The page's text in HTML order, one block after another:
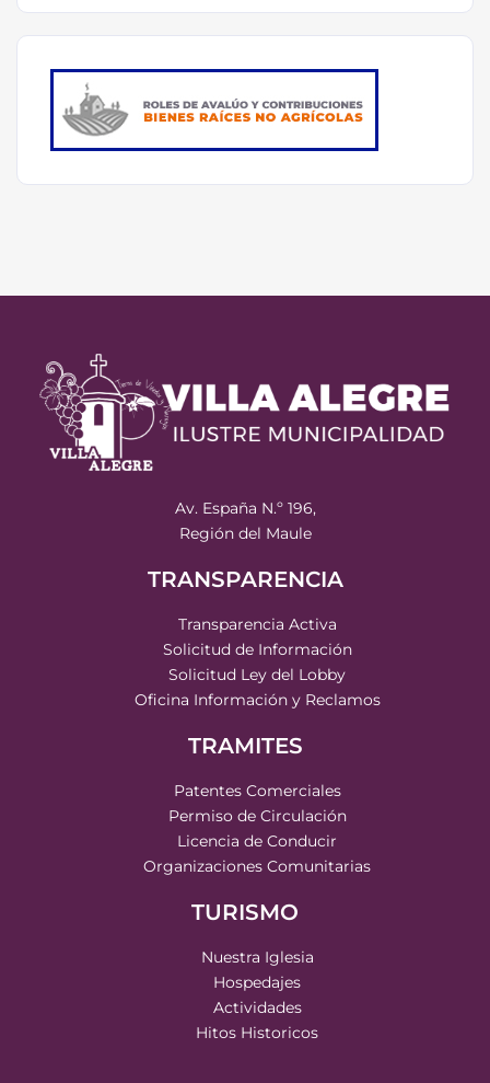
Av. España N.º 196,
Región del Maule
TRANSPARENCIA
Transparencia Activa
Solicitud de Información
Solicitud Ley del Lobby
Oficina Información y Reclamos
TRAMITES
Patentes Comerciales
Permiso de Circulación
Licencia de Conducir
Organizaciones Comunitarias
TURISMO
Nuestra Iglesia
Hospedajes
Actividades
Hitos Historicos